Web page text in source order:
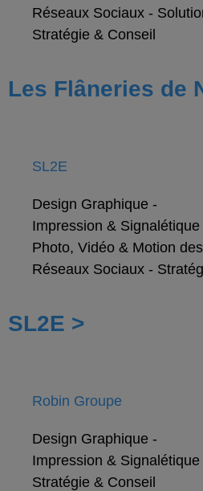
Réseaux Sociaux -
Stratégie & Conseil
Les Flâneries de
SL2E
Design Graphique -
Impression & Signalétique
Photo, Vidéo & Motion
Réseaux Sociaux -
SL2E >
Robin Groupe
Design Graphique -
Impression & Signalétique
Stratégie & Conseil